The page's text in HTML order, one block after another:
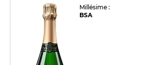
Millésime :
BSA